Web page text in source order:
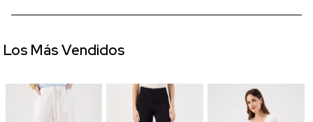
Los Más Vendidos